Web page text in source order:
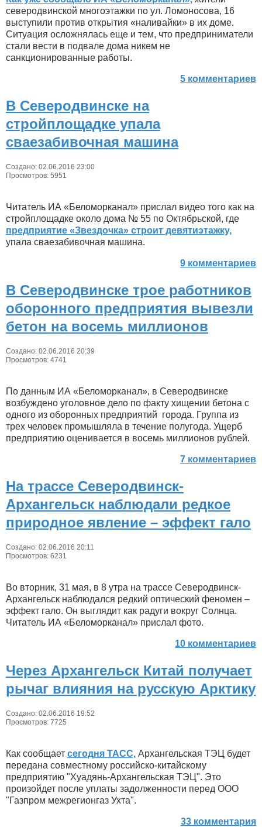
северодвинской многоэтажки по ул. Ломоносова, 16
выступили против открытия «наливайки» в их доме.
Ситуация осложнялась еще и тем, что предприниматели
стали вести в подвале дома никем не
санкционированные работы.
5 комментариев
В Северодвинске на
стройплощадке упала
сваезабивочная машина
Создано: 02.06.2016 23:00
Просмотров: 5951
Читатель ИА «Беломорканал» прислал видео того как на
стройплощадке около дома № 55 по Октябрьской, где
предприятие «Звездочка» строит девятиэтажку,
упала сваезабивочная машина.
9 комментариев
В Северодвинске трое работников
оборонного предприятия вывезли
бетон на восемь миллионов
Создано: 02.06.2016 20:39
Просмотров: 4741
По данным ИА «Беломорканал», в Северодвинске
возбуждено уголовное дело по факту хищении бетона с
одного из оборонных предприятий города. Группа из
трех человек промышляла в течение полугода. Ущерб
предприятию оценивается в восемь миллионов рублей.
7 комментариев
На трассе Северодвинск-
Архангельск наблюдали редкое
природное явление – эффект гало
Создано: 02.06.2016 20:11
Просмотров: 6231
Во вторник, 31 мая, в 8 утра на трассе Северодвинск-
Архангельск наблюдался редкий оптический феномен –
эффект гало. Он выглядит как радуги вокруг Солнца.
Читатель ИА «Беломорканал» прислал фото.
10 комментариев
Через Архангельск Китай получает
рычаг влияния на русскую Арктику
Создано: 02.06.2016 19:52
Просмотров: 7725
Как сообщает сегодня ТАСС, Архангельская ТЭЦ будет
передана совместному российско-китайскому
предприятию "Хуадянь-Архангельская ТЭЦ". Это
произойдет после уплаты задолженности перед ООО
"Газпром межрегионгаз Ухта".
33 комментария